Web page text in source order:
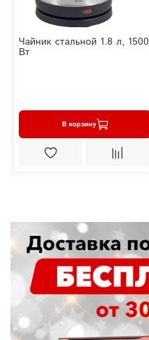
Чайник стальной 1.8 л, 1500
Вт
В корзину